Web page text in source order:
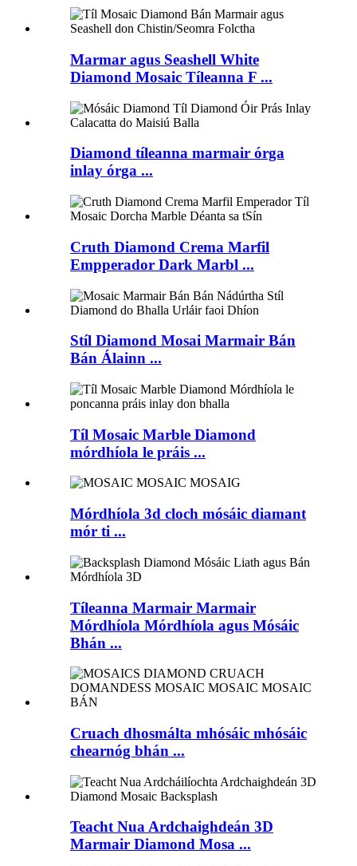
Marmar agus Seashell White
Diamond Mosaic Tíleanna F ...
Diamond tíleanna marmair órga
inlay órga ...
Cruth Diamond Crema Marfil
Empperador Dark Marbl ...
Stíl Diamond Mosai Marmair Bán
Bán Álainn ...
Tíl Mosaic Marble Diamond
mórdhíola le práis ...
Mórdhíola 3d cloch mósáic diamant
mór ti ...
Tíleanna Marmair Marmair
Mórdhíola Mórdhíola agus Mósáic
Bhán ...
Cruach dhosmálta mhósáic mhósáic
chearnóg bhán ...
Teacht Nua Ardchaighdeán 3D
Marmair Diamond Mosa ...